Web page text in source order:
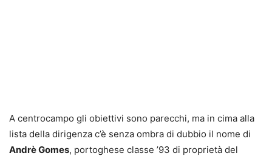
A centrocampo gli obiettivi sono parecchi, ma in cima alla
lista della dirigenza c’è senza ombra di dubbio il nome di
Andrè Gomes, portoghese classe ’93 di proprietà del